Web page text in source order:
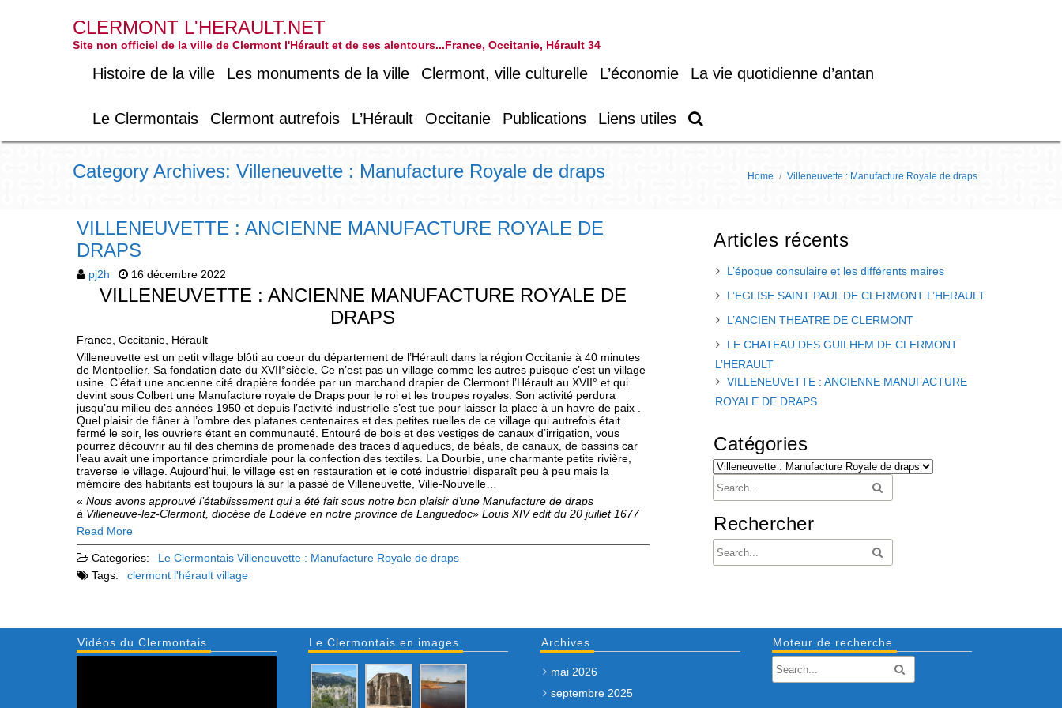
CLERMONT L'HERAULT.NET
Site non officiel de la ville de Clermont l'Hérault et de ses alentours...France, Occitanie, Hérault 34
Histoire de la ville Les monuments de la ville Clermont, ville culturelle L’économie La vie quotidienne d’antan
Le Clermontais Clermont autrefois L’Hérault Occitanie Publications Liens utiles
Home / Villeneuvette : Manufacture Royale de draps
Category Archives: Villeneuvette : Manufacture Royale de draps
VILLENEUVETTE : ANCIENNE MANUFACTURE ROYALE DE
DRAPS
pj2h 16 décembre 2022
VILLENEUVETTE : ANCIENNE MANUFACTURE ROYALE DE
DRAPS
France, Occitanie, Hérault
Villeneuvette est un petit village blôti au coeur du département de l’Hérault dans la région Occitanie à 40 minutes
de Montpellier. Sa fondation date du XVII°siècle. Ce n’est pas un village comme les autres puisque c’est un village
usine. C’était une ancienne cité drapière fondée par un marchand drapier de Clermont l’Hérault au XVII° et qui
devint sous Colbert une Manufacture royale de Draps pour le roi et les troupes royales. Son activité perdura
jusqu’au milieu des années 1950 et depuis l’activité industrielle s’est tue pour laisser la place à un havre de paix .
Quel plaisir de flâner à l’ombre des platanes centenaires et des petites ruelles de ce village qui autrefois était
fermé le soir, les ouvriers étant en communauté. Entouré de bois et des vestiges de canaux d’irrigation, vous
pourrez découvrir au fil des chemins de promenade des traces d’aqueducs, de béals, de canaux, de bassins car
l’eau avait une importance primordiale pour la confection des textiles. La Dourbie, une charmante petite rivière,
traverse le village. Aujourd’hui, le village est en restauration et le coté industriel disparaît peu à peu mais la
mémoire des habitants est toujours là sur la passé de Villeneuvette, Ville-Nouvelle…
« Nous avons approuvé l’établissement qui a été fait sous notre bon plaisir d’une Manufacture de draps
à Villeneuve-lez-Clermont, diocèse de Lodève en notre province de Languedoc» Louis XIV edit du 20 juillet 1677
Read More
Categories: Le Clermontais Villeneuvette : Manufacture Royale de draps
Tags:
clermont l'hérault village
Articles récents
L’époque consulaire et les différents maires
L’EGLISE SAINT PAUL DE CLERMONT L’HERAULT
L’ANCIEN THEATRE DE CLERMONT
LE CHATEAU DES GUILHEM DE CLERMONT
L’HERAULT
VILLENEUVETTE : ANCIENNE MANUFACTURE
ROYALE DE DRAPS
Catégories
Rechercher
Vidéos du Clermontais
Le Clermontais en images Archives
mai 2026
septembre 2025
Moteur de recherche